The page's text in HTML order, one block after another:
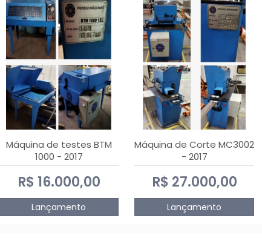
Máquina de testes BTM
1000 - 2017
R$ 16.000,00
Lançamento
Máquina de Corte MC3002
- 2017
R$ 27.000,00
Lançamento